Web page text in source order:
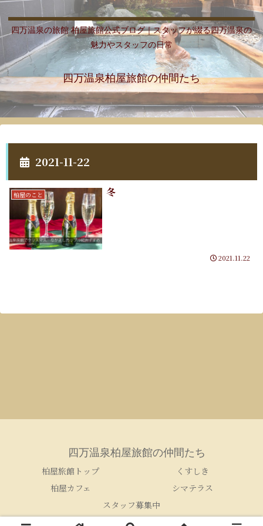
四万温泉の旅館 柏屋旅館公式ブログ｜スタッフが綴る四万温泉の
魅力やスタッフの日常
四万温泉柏屋旅館の仲間たち
2021-11-22
柏屋のこと 冬
2021.11.22
四万温泉柏屋旅館の仲間たち
柏屋旅館トップ
くすしき
柏屋カフェ
シマテラス
スタッフ募集中